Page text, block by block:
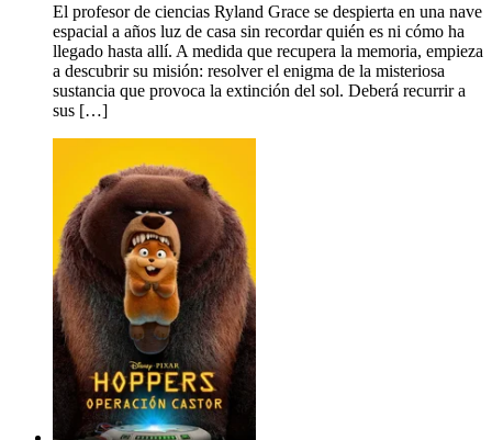
El profesor de ciencias Ryland Grace se despierta en una nave
espacial a años luz de casa sin recordar quién es ni cómo ha
llegado hasta allí. A medida que recupera la memoria, empieza
a descubrir su misión: resolver el enigma de la misteriosa
sustancia que provoca la extinción del sol. Deberá recurrir a
sus […]